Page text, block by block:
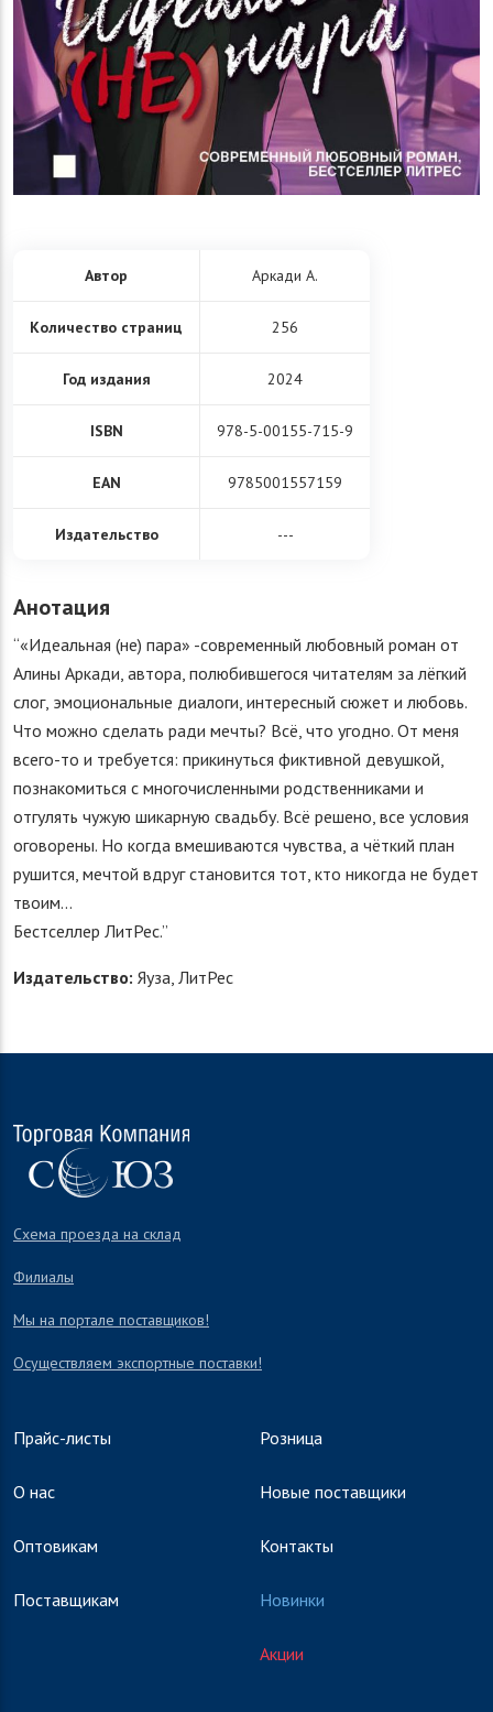
Автор Аркади А.
Количество страниц 256
Год издания 2024
ISBN 978-5-00155-715-9
EAN 9785001557159
Издательство ---
Анотация
“«Идеальная (не) пара» -современный любовный роман от
Алины Аркади, автора, полюбившегося читателям за лёгкий
слог, эмоциональные диалоги, интересный сюжет и любовь.
Что можно сделать ради мечты? Всё, что угодно. От меня
всего-то и требуется: прикинуться фиктивной девушкой,
познакомиться с многочисленными родственниками и
отгулять чужую шикарную свадьбу. Всё решено, все условия
оговорены. Но когда вмешиваются чувства, а чёткий план
рушится, мечтой вдруг становится тот, кто никогда не будет
твоим…
Бестселлер ЛитРес.”
Издательство: Яуза, ЛитРес
Схема проезда на склад
Филиалы
Мы на портале поставщиков!
Осуществляем экспортные поставки!
Прайс-листы
О нас
Оптовикам
Поставщикам
Розница
Новые поставщики
Контакты
Новинки
Акции